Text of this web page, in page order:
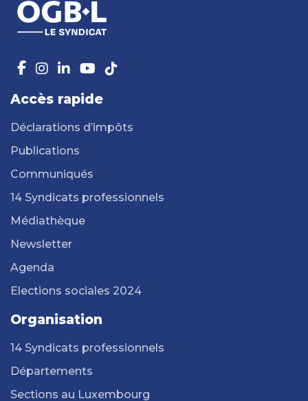
Accès rapide
Déclarations d’impôts
Publications
Communiqués
14 Syndicats professionnels
Médiathèque
Newsletter
Agenda
Elections sociales 2024
Organisation
14 Syndicats professionnels
Départements
Sections au Luxembourg